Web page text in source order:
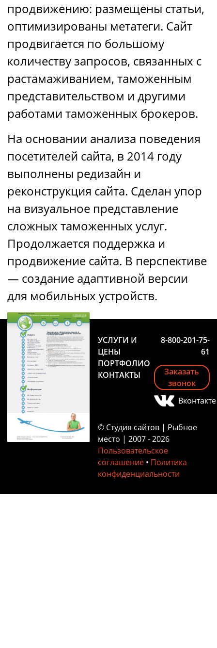
продвижению: размещены статьи,
оптимизированы метатеги. Сайт
продвигается по большому
количеству запросов, связанных с
растамаживанием, таможенным
представительством и другими
работами таможенных брокеров.
На основании анализа поведения
посетителей сайта, в 2014 году
выполнены редизайн и
реконструкция сайта. Сделан упор
на визуальное представление
сложных таможенных услуг.
Продолжается поддержка и
продвижение сайта. В перспективе
— создание адаптивной версии
для мобильных устройств.
УСЛУГИ И
ЦЕНЫ
ПОРТФОЛИО
КОНТАКТЫ
8-800-201-75-
61
Заказать
звонок
Вконтакте
© Студия сайтов | Рыбное
место | 2007 - 2026
Пользовательское
соглашение • Политика
конфиденциальности